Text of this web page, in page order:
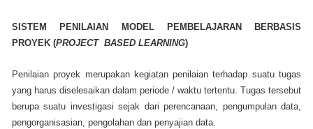
SISTEM PENILAIAN MODEL PEMBELAJARAN BERBASIS
PROYEK (PROJECT BASED LEARNING)
Penilaian proyek merupakan kegiatan penilaian terhadap suatu tugas
yang harus diselesaikan dalam periode / waktu tertentu. Tugas tersebut
berupa suatu investigasi sejak dari perencanaan, pengumpulan data,
pengorganisasian, pengolahan dan penyajian data.